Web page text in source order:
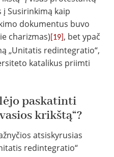
į Susirinkimą kaip
dokumentus buvo
charizmas) [19] , bet ypač
„Unitatis redintegratio“,
katalikus priimti
paskatinti
krikštą“?
atsiskyrusias
redintegratio“